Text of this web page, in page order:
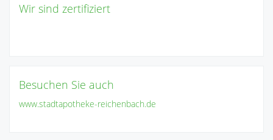
Wir sind zertifiziert
Besuchen Sie auch
www.stadtapotheke-reichenbach.de